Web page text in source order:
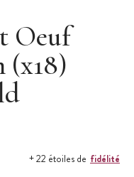
Oeuf
(x18)
+ 22 étoiles de fidélité